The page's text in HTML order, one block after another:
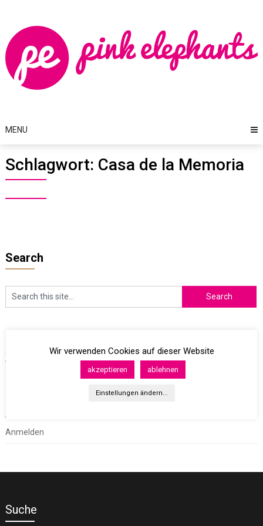
content
MENU
Schlagwort: Casa de la Memoria
Search
Archives
Anmelden
Suche
Wir verwenden Cookies auf dieser Website
akzeptieren ablehnen
Einstellungen ändern...